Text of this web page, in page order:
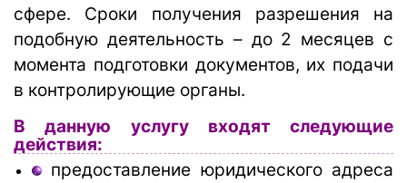
сфере. Сроки получения разрешения на
подобную деятельность – до 2 месяцев с
момента подготовки документов, их подачи
в контролирующие органы.
В данную услугу входят следующие
действия:
предоставление юридического адреса